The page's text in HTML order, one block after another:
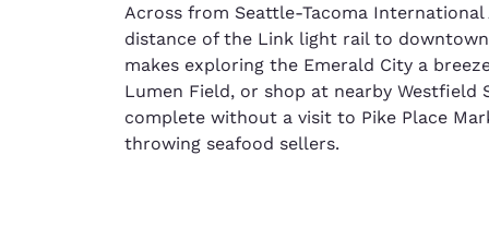
Across from Seattle-Tacoma
distance of the Link light rail to
makes exploring the Emerald City a
Lumen Field, or shop at nearby Westfield
complete without a visit to Pike Place
throwing seafood sellers.